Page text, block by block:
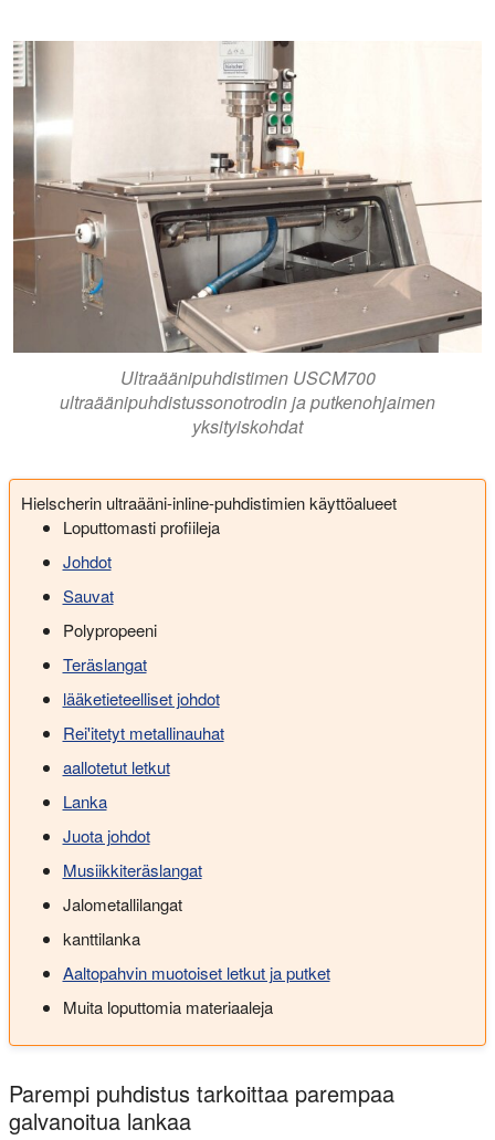
Ultraäänipuhdistimen USCM700
ultraäänipuhdistussonotrodin ja putkenohjaimen
yksityiskohdat
Hielscherin ultraääni-inline-puhdistimien käyttöalueet
Loputtomasti profiileja
Johdot
Sauvat
Polypropeeni
Teräslangat
lääketieteelliset johdot
Rei'itetyt metallinauhat
aallotetut letkut
Lanka
Juota johdot
Musiikkiteräslangat
Jalometallilangat
kanttilanka
Aaltopahvin muotoiset letkut ja putket
Muita loputtomia materiaaleja
Parempi puhdistus tarkoittaa parempaa
galvanoitua lankaa